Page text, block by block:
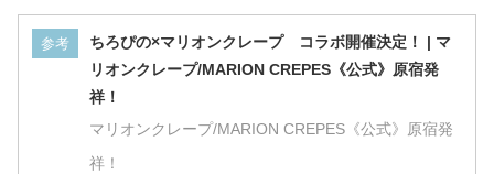
参考
ちろぴの×マリオンクレープ コラボ開催決定！ | マ
リオンクレープ/MARION CREPES《公式》原宿発
祥！
マリオンクレープ/MARION CREPES《公式》原宿発
祥！